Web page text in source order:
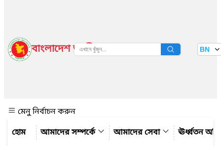
বাংলাদেশ জাতীয় তথ্য বাতায়ন BN
মেনু নির্বাচন করুন
আমাদের সম্পর্কে
আমাদের সেবা ঊর্ধ্বতন